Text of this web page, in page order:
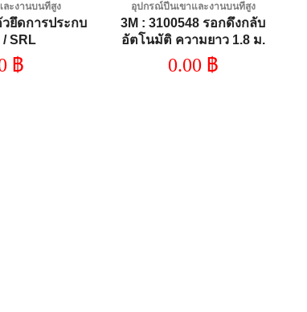
ะงานบนที่สูง
วยึดการประกบ
SRL
฿
อุปกรณ์ปีนเขาและงานบนที่สูง
3M : 3100548 รอกดึงกลับ
อัตโนมัติ ความยาว 1.8 ม.
ชนิด2 ตะขอ วัสดุอะลูมิเนียม
0.00 ฿